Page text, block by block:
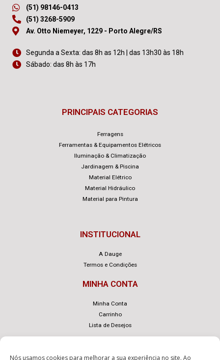
Nós usamos cookies para melhorar a sua experiência no site. Ao
(51) 98146-0413
(51) 3268-5909
Av. Otto Niemeyer, 1229 - Porto Alegre/RS
Segunda a Sexta: das 8h as 12h | das 13h30 às 18h
Sábado: das 8h às 17h
PRINCIPAIS CATEGORIAS
Ferragens
Ferramentas & Equipamentos Elétricos
Iluminação & Climatização
Jardinagem & Piscina
Material Elétrico
Material Hidráulico
Material para Pintura
INSTITUCIONAL
A Dauge
Termos e Condições
MINHA CONTA
Minha Conta
Carrinho
Lista de Desejos